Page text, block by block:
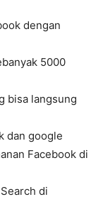
dengan
5000
bisa langsung
dan google
Facebook di
di